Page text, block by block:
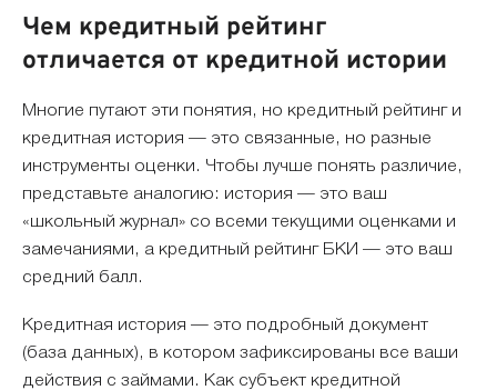
Чем кредитный рейтинг
отличается от кредитной истории
Многие путают эти понятия, но кредитный рейтинг и
кредитная история — это связанные, но разные
инструменты оценки. Чтобы лучше понять различие,
представьте аналогию: история — это ваш
«школьный журнал» со всеми текущими оценками и
замечаниями, а кредитный рейтинг БКИ — это ваш
средний балл.
Кредитная история — это подробный документ
(база данных), в котором зафиксированы все ваши
действия с займами. Как субъект кредитной